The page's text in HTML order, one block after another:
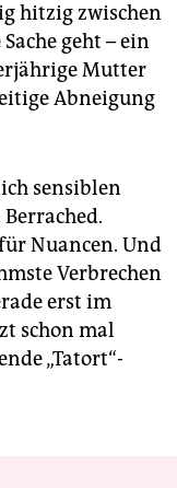
hitzig zwischen
geht – ein
Mutter
Abneigung
sensiblen
Nuancen. Und
Verbrechen
erst im
schon mal
„Tatort“-